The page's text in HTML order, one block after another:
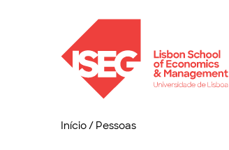
Início/ Pessoas